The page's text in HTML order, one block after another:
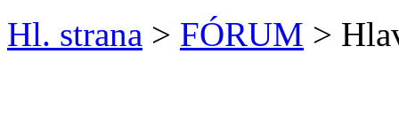
Hl. strana > FÓRUM >